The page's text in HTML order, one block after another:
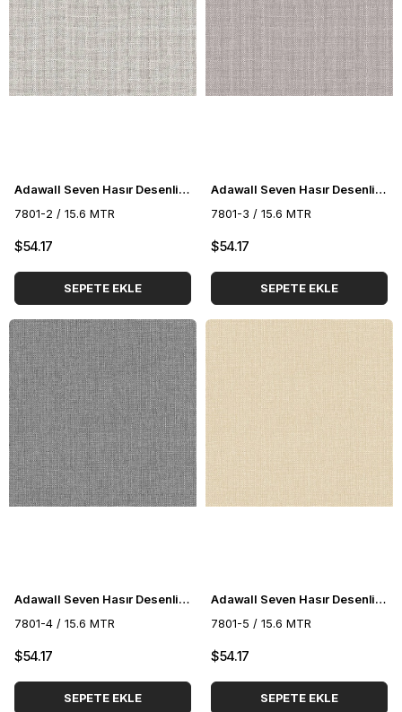
Adawall Seven Hasır Desenli Duvar Kağıdı 7801-2
7801-2 / 15.6 MTR
$54.17
SEPETE EKLE
Adawall Seven Hasır Desenli Duvar Kağıdı 7801-3
7801-3 / 15.6 MTR
$54.17
SEPETE EKLE
Adawall Seven Hasır Desenli Duvar Kağıdı 7801-4
7801-4 / 15.6 MTR
$54.17
SEPETE EKLE
Adawall Seven Hasır Desenli Duvar Kağıdı 7801-5
7801-5 / 15.6 MTR
$54.17
SEPETE EKLE